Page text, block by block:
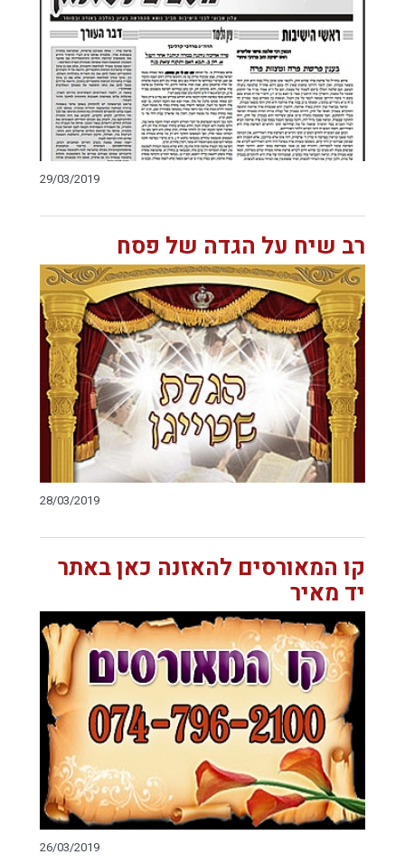
29/03/2019
רב שיח על הגדה של פסח
28/03/2019
קו המאורסים להאזנה כאן באתר
יד מאיר
26/03/2019